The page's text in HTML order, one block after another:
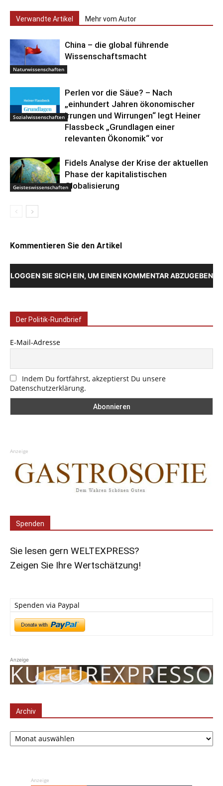
Verwandte Artikel Mehr vom Autor
Naturwissenschaften
China – die global führende
Wissenschaftsmacht
Sozialwissenschaften
Perlen vor die Säue? – Nach
„einhundert Jahren ökonomischer
Irrungen und Wirrungen“ legt Heiner
Flassbeck „Grundlagen einer
relevanten Ökonomik“ vor
Geisteswissenschaften
Fidels Analyse der Krise der aktuellen
Phase der kapitalistischen
Globalisierung
Kommentieren Sie den Artikel
LOGGEN SIE SICH EIN, UM EINEN KOMMENTAR ABZUGEBEN
Der Politik-Rundbrief
E-Mail-Adresse
Indem Du fortfährst, akzeptierst Du unsere
Datenschutzerklärung.
Anzeige
Spenden
Sie lesen gern WELTEXPRESS?
Zeigen Sie Ihre Wertschätzung!
Spenden via Paypal
Anzeige
Archiv
Archiv
Anzeige